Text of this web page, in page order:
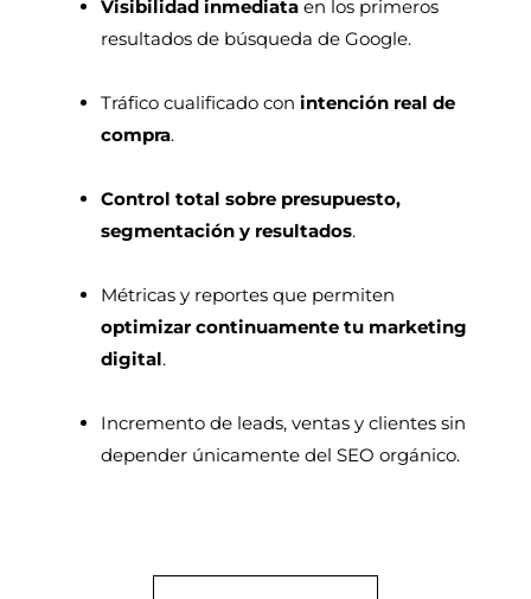
Visibilidad inmediata en los primeros
resultados de búsqueda de Google.
Tráfico cualificado conintención real de
compra.
Control total sobre presupuesto,
segmentación y resultados.
Métricas y reportes que permiten
optimizar continuamente tu marketing
digital.
Incremento de leads, ventas y clientes sin
depender únicamente del SEO orgánico.